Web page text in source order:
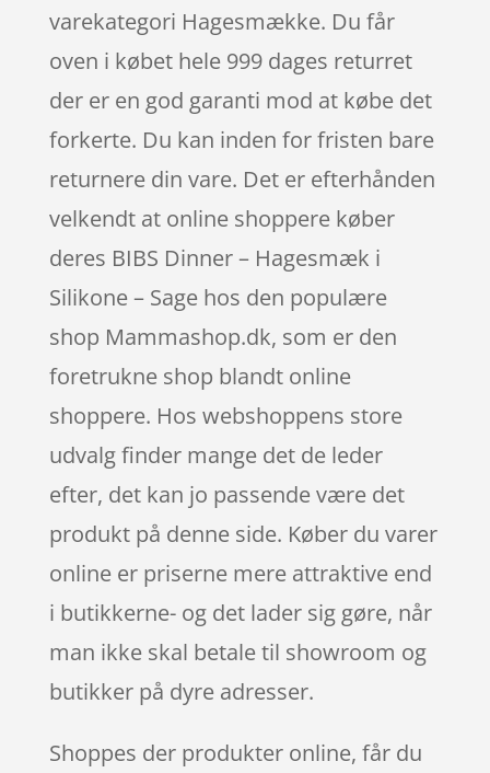
varekategori Hagesmække. Du får
oven i købet hele 999 dages returret
der er en god garanti mod at købe det
forkerte. Du kan inden for fristen bare
returnere din vare. Det er efterhånden
velkendt at online shoppere køber
deres BIBS Dinner – Hagesmæk i
Silikone – Sage hos den populære
shop Mammashop.dk, som er den
foretrukne shop blandt online
shoppere. Hos webshoppens store
udvalg finder mange det de leder
efter, det kan jo passende være det
produkt på denne side. Køber du varer
online er priserne mere attraktive end
i butikkerne- og det lader sig gøre, når
man ikke skal betale til showroom og
butikker på dyre adresser.
Shoppes der produkter online, får du